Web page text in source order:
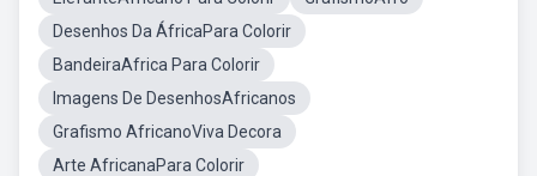
Desenhos Da ÁfricaPara Colorir
BandeiraAfrica Para Colorir
Imagens De DesenhosAfricanos
Grafismo AfricanoViva Decora
Arte AfricanaPara Colorir